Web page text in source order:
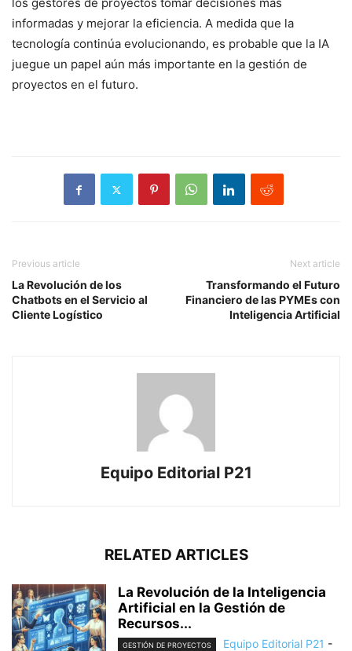
informadas y mejorar la eficiencia. A medida que la
tecnología continúa evolucionando, es probable que la IA
juegue un papel aún más importante en la gestión de
proyectos en el futuro.
Previous article
La Revolución de los
Chatbots en el Servicio al
Cliente Logístico
Next article
Transformando el Futuro
Financiero de las PYMEs con
Inteligencia Artificial
Equipo Editorial P21
RELATED ARTICLES
La Revolución de la Inteligencia
Artificial en la Gestión de
Recursos...
GESTIÓN DE PROYECTOS Equipo Editorial P21 -